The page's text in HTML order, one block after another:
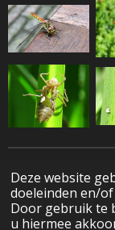
Deze website
doeleinden en/
Door gebruik te
u hiermee
© 2022 - 2026